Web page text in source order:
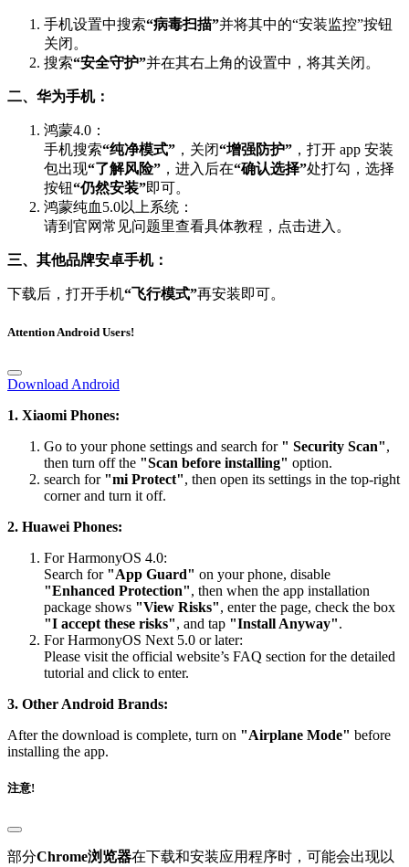
手机设置中搜索“病毒扫描”并将其中的“安装监控”按钮
关闭。
搜索“安全守护”并在其右上角的设置中，将其关闭。
二、华为手机：
鸿蒙4.0：
手机搜索“纯净模式” ，关闭 “增强防护” ，打开 app 安装
包出现“了解风险” ，进入后在“确认选择”处打勾，选择
按钮“仍然安装”即可。
鸿蒙纯血5.0以上系统：
请到官网常见问题里查看具体教程，点击进入。
三、其他品牌安卓手机：
下载后，打开手机“飞行模式”再安装即可。
Attention Android Users!
Download Android
1. Xiaomi Phones:
Go to your phone settings and search for " Security Scan",
then turn off the "Scan before installing" option.
search for "mi Protect", then open its settings in the top-right
corner and turn it off.
2. Huawei Phones:
For HarmonyOS 4.0:
Search for "App Guard" on your phone, disable
"Enhanced Protection", then when the app installation
package shows "View Risks", enter the page, check the box
"I accept these risks", and tap "Install Anyway".
For HarmonyOS Next 5.0 or later:
Please visit the official website’s FAQ section for the detailed
tutorial and click to enter.
3. Other Android Brands:
After the download is complete, turn on "Airplane Mode" before
installing the app.
注意!
部分Chrome浏览器在下载和安装应用程序时，可能会出现以